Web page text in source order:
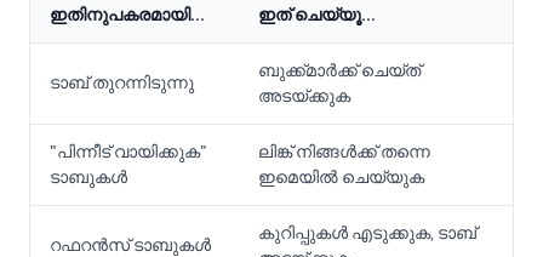
ഇതിനുപകരമായി... ഇത് ചെയ്യൂ...
ടാബ് തുറന്നിടുന്നു
ബുക്ക്മാർക്ക് ചെയ്ത്
അടയ്ക്കുക
"പിന്നീട് വായിക്കുക"
ടാബുകൾ
ലിങ്ക് നിങ്ങൾക്ക് തന്നെ
ഇമെയിൽ ചെയ്യുക
റഫറൻസ് ടാബുകൾ
കുറിപ്പുകൾ എടുക്കുക, ടാബ്